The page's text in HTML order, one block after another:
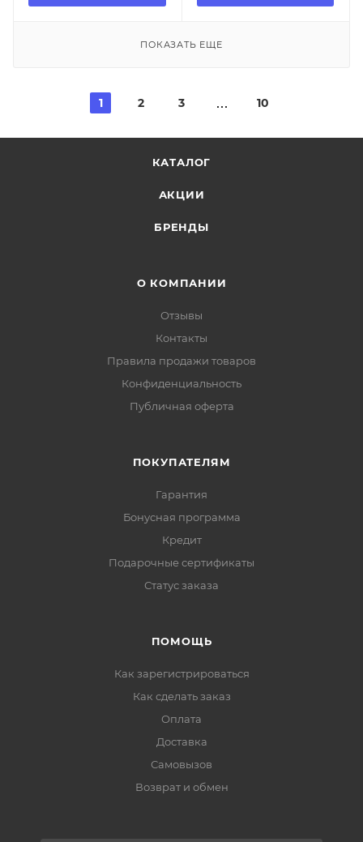
ПОКАЗАТЬ ЕЩЕ
1 2 3 10
КАТАЛОГ
АКЦИИ
БРЕНДЫ
О КОМПАНИИ
Отзывы
Контакты
Правила продажи товаров
Конфиденциальность
Публичная оферта
ПОКУПАТЕЛЯМ
Гарантия
Бонусная программа
Кредит
Подарочные сертификаты
Статус заказа
ПОМОЩЬ
Как зарегистрироваться
Как сделать заказ
Оплата
Доставка
Самовызов
Возврат и обмен